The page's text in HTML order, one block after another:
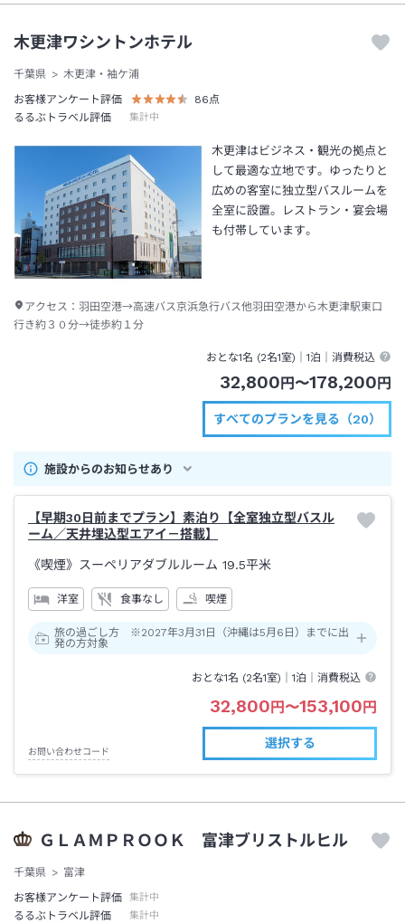
木更津ワシントンホテル
千葉県
木更津・袖ケ浦
お客様アンケート評価
86点
るるぶトラベル評価
集計中
木更津はビジネス・観光の拠点と
して最適な立地です。ゆったりと
広めの客室に独立型バスルームを
全室に設置。レストラン・宴会場
も付帯しています。
アクセス： 羽田空港→高速バス京浜急行バス他羽田空港から木更津駅東口
行き約３０分→徒歩約１分
おとな1名 (2名1室)｜1泊 ｜消費税込
32,800 円 〜178,200 円
すべてのプランを見る（20）
施設からのお知らせあり
【早期30日前までプラン】素泊り【全室独立型バスル
ーム／天井埋込型エアイ－搭載】
《喫煙》スーペリアダブルルーム 19.5平米
洋室 食事なし 喫煙
旅の過ごし方 ※2027年3月31日（沖縄は5月6日）までに出
発の方対象
おとな1名 (2名1室)｜1泊 ｜消費税込
32,800 円 〜153,100 円
お問い合わせコード
選択する
ＧＬＡＭＰＲＯＯＫ 富津ブリストルヒル
千葉県
富津
お客様アンケート評価
集計中
るるぶトラベル評価 集計中